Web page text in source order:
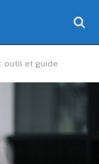
outil et guide